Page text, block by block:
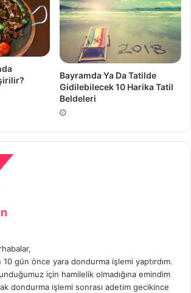
Bayramda Ya Da Tatilde
Gidilebilecek 10 Harika Tatil
Beldeleri
i
k
i
10 gün önce yara dondurma işlemi yaptırdım.
için hamilelik olmadığına emindim
dondurma işlemi sonrası adetim gecikince